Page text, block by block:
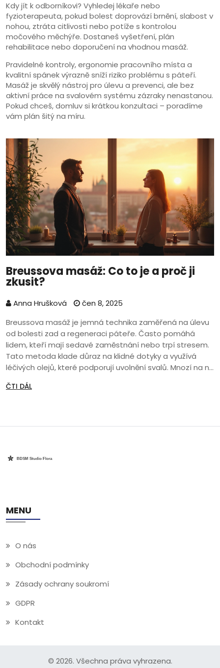
Kdy jít k odborníkovi? Vyhledej lékaře nebo
fyzioterapeuta, pokud bolest doprovází brnění, slabost v
nohou, ztráta citlivosti nebo potíže s kontrolou
močového měchýře. Dostaneš vyšetření, plán
rehabilitace nebo doporučení na vhodnou masáž.
Pravidelné kontroly, ergonomie pracovního místa a
kvalitní spánek výrazně sníží riziko problému s páteří.
Masáž je skvělý nástroj pro úlevu a prevenci, ale bez
aktivní práce na svalovém systému zázraky nenastanou.
Pokud chceš, domluv si krátkou konzultaci – poradíme
vám plán šitý na míru.
Breussova masáž: Co to je a proč ji
zkusit?
Anna Hrušková
čen 8, 2025
Breussova masáž je jemná technika zaměřená na úlevu
od bolesti zad a regeneraci páteře. Často pomáhá
lidem, kteří mají sedavé zaměstnání nebo trpí stresem.
Tato metoda klade důraz na klidné dotyky a využívá
léčivých olejů, které podporují uvolnění svalů. Mnozí na ni
V článku zjistíte, jak masáž probíhá, co od ní čekat, a
ČTI DÁL
MENU
O nás
Obchodní podmínky
Zásady ochrany soukromí
GDPR
Kontakt
© 2026. Všechna práva vyhrazena.